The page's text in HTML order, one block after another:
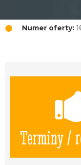
Numer oferty:
Terminy /